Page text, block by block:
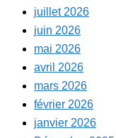
juillet 2026
juin 2026
mai 2026
avril 2026
mars 2026
février 2026
janvier 2026